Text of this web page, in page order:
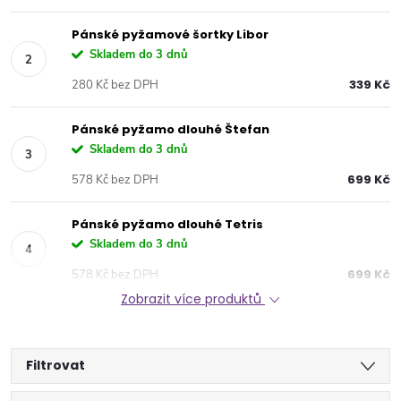
Pánské pyžamové šortky Libor
Skladem do 3 dnů
339 Kč
280 Kč bez DPH
Pánské pyžamo dlouhé Štefan
Skladem do 3 dnů
699 Kč
578 Kč bez DPH
Pánské pyžamo dlouhé Tetris
Skladem do 3 dnů
699 Kč
578 Kč bez DPH
Zobrazit více produktů
Filtrovat